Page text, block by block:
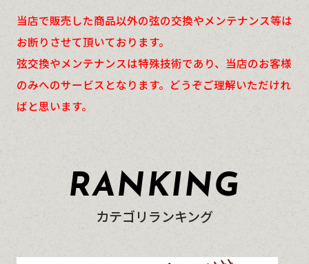
当店で販売した商品以外の弦の交換やメンテナンス等は
お断りさせて頂いております。
弦交換やメンテナンスは特殊技術であり、当店のお客様
のみへのサービスとなります。どうぞご理解いただけれ
ばと思います。
RANKING
カテゴリランキング